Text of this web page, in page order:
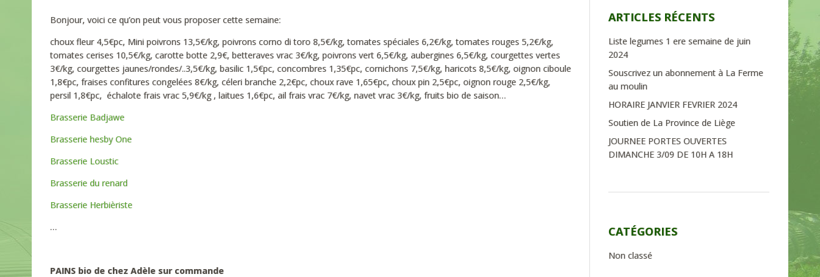
Bonjour, voici ce qu’on peut vous proposer cette semaine:
choux fleur 4,5€pc, Mini poivrons 13,5€/kg, poivrons corno di toro 8,5€/kg, tomates spéciales 6,2€/kg, tomates rouges 5,2€/kg,
tomates cerises 10,5€/kg, carotte botte 2,9€, betteraves vrac 3€/kg, poivrons vert 6,5€/kg, aubergines 6,5€/kg, courgettes vertes
3€/kg, courgettes jaunes/rondes/..3,5€/kg, basilic 1,5€pc, concombres 1,35€pc, cornichons 7,5€/kg, haricots 8,5€/kg, oignon ciboule
1,8€pc, fraises confitures congelées 8€/kg, céleri branche 2,2€pc, choux rave 1,65€pc, choux pin 2,5€pc, oignon rouge 2,5€/kg,
persil 1,8€pc, échalote frais vrac 5,9€/kg , laitues 1,6€pc, ail frais vrac 7€/kg, navet vrac 3€/kg, fruits bio de saison…
Brasserie Badjawe
Brasserie hesby One
Brasserie Loustic
Brasserie du renard
Brasserie Herbièriste
…
PAINS bio de chez Adèle sur commande
ARTICLES RÉCENTS
Liste legumes 1 ere semaine de juin
2024
Souscrivez un abonnement à La Ferme
au moulin
HORAIRE JANVIER FEVRIER 2024
Soutien de La Province de Liège
JOURNEE PORTES OUVERTES
DIMANCHE 3/09 DE 10H A 18H
CATÉGORIES
Non classé